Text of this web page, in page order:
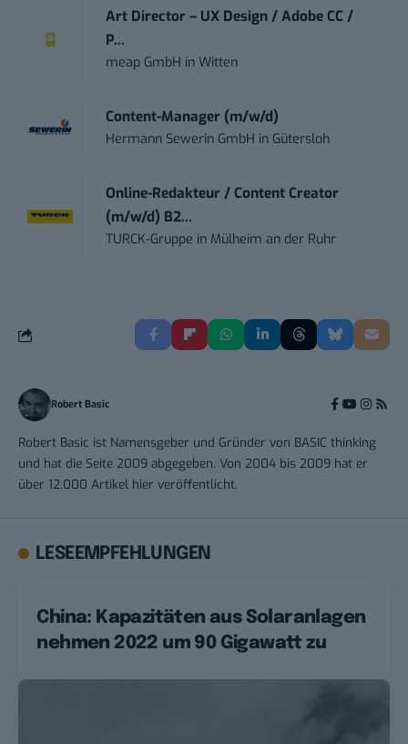
Art Director – UX Design / Adobe CC /
P...
meap GmbH inWitten
Content-Manager (m/w/d)
Hermann Sewerin GmbH in Gütersloh
Online-Redakteur / Content Creator
(m/w/d) B2...
TURCK-Gruppe in Mülheim an der Ruhr
Robert Basic
Robert Basic ist Namensgeber und Gründer von BASIC thinking
und hat die Seite 2009 abgegeben. Von 2004 bis 2009 hat er
über 12.000 Artikel hier veröffentlicht.
LESEEMPFEHLUNGEN
China: Kapazitäten aus Solaranlagen
nehmen 2022 um 90 Gigawatt zu